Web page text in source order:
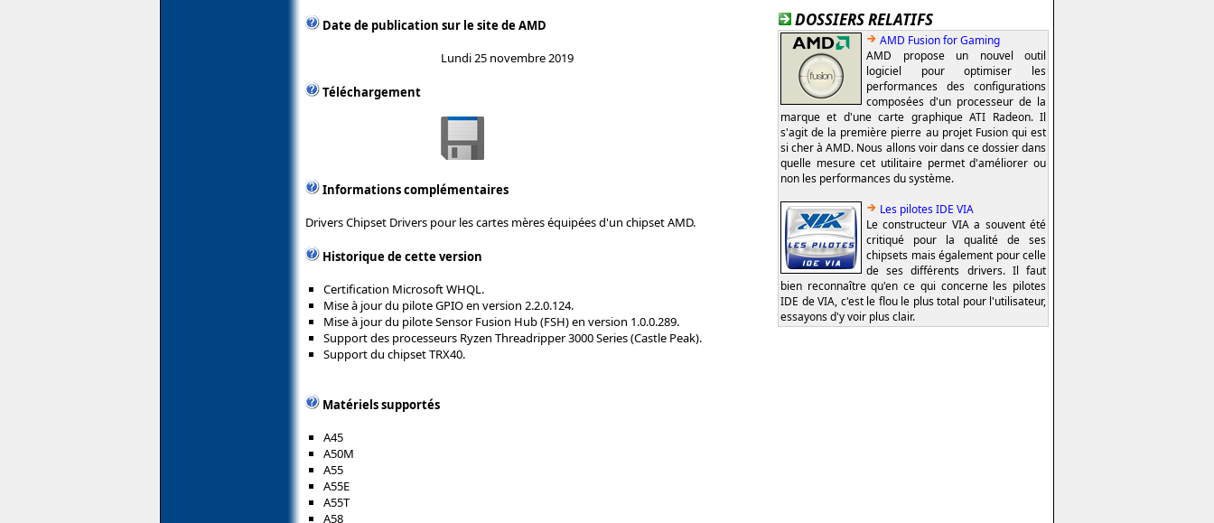
Date de publication sur le site de AMD
Lundi 25 novembre 2019
Téléchargement
Informations complémentaires
Drivers Chipset Drivers pour les cartes mères équipées d'un chipset AMD.
Historique de cette version
Certification Microsoft WHQL.
Mise à jour du pilote GPIO en version 2.2.0.124.
Mise à jour du pilote Sensor Fusion Hub (FSH) en version 1.0.0.289.
Support des processeurs Ryzen Threadripper 3000 Series (Castle Peak).
Support du chipset TRX40.
Matériels supportés
A45
A50M
A55
A55E
A55T
A58
DOSSIERS RELATIFS
AMD Fusion for Gaming
AMD propose un nouvel outil
logiciel pour optimiser les
performances des configurations
composées d'un processeur de la
marque et d'une carte graphique ATI Radeon. Il
s'agit de la première pierre au projet Fusion qui est
si cher à AMD. Nous allons voir dans ce dossier dans
quelle mesure cet utilitaire permet d'améliorer ou
non les performances du système.
Les pilotes IDE VIA
Le constructeur VIA a souvent été
critiqué pour la qualité de ses
chipsets mais également pour celle
de ses différents drivers. Il faut
bien reconnaître qu'en ce qui concerne les pilotes
IDE de VIA, c'est le flou le plus total pour l'utilisateur,
essayons d'y voir plus clair.